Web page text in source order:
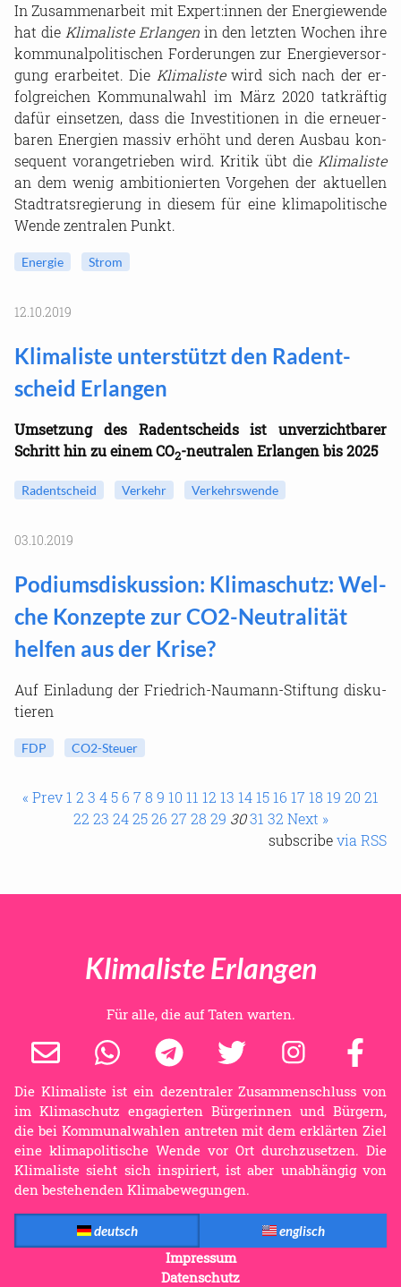
In Zu­sam­men­ar­beit mit Ex­pert:innen der En­er­gie­wen­de
hat die Kli­ma­lis­te Er­lan­gen in den letz­ten Wo­chen ihre
kom­mu­nal­po­li­ti­schen For­de­run­gen zur En­er­gie­ver­sor­
gung er­ar­bei­tet. Die Kli­ma­lis­tewird sich nach der er­
folg­rei­chen Kom­mu­nal­wahl im März 2020 tat­kräf­tig
dafür ein­set­zen, dass die In­ves­ti­tio­nen in die er­neu­er­
ba­ren En­er­gien mas­siv er­höht und deren Aus­bau kon­
se­quent vor­an­ge­trie­ben wird. Kri­tik übt die Kli­ma­lis­te
an dem wenig am­bi­tio­nier­ten Vor­ge­hen der ak­tu­el­len
Stadt­rats­re­gie­rung in die­sem für eine kli­ma­po­li­ti­sche
Wende zen­tra­len Punkt.
En­er­gie Strom
12.10.2019
Kli­ma­lis­te un­ter­stützt den Rad­ent­
scheid Er­lan­gen
Um­set­zung des Rad­ent­scheids ist un­ver­zicht­ba­rer
Schritt hin zu einem CO2-​neutralen Er­lan­gen bis 2025
Rad­ent­scheid Ver­kehr Ver­kehrs­wen­de
03.10.2019
Po­di­ums­dis­kus­si­on: Kli­ma­schutz: Wel­
che Kon­zep­te zur CO2-​Neutralität
hel­fen aus der Krise?
Auf Ein­la­dung der Friedrich-​Naumann-Stiftung dis­ku­
tie­ren
FDP CO2-​Steuer
« Prev1 2 3 45 6 7 8 9 10 11 12 13 141516 17 18 19 20 21
22 23 24 25 26 27 28 29 30 31 32 Next »
sub­scri­bevia RSS
Klimaliste Erlangen
Für alle, die auf Taten warten.
Die Klimaliste ist ein dezentraler Zusammenschluss von
im Klimaschutz engagierten Bürgerinnen und Bürgern,
die bei Kommunalwahlen antreten mit dem erklärten Ziel
eine klimapolitische Wende vor Ort durchzusetzen. Die
Klimaliste sieht sich inspiriert, ist aber unabhängig von
den bestehenden Klimabewegungen.
deutsch englisch
Impressum
Datenschutz